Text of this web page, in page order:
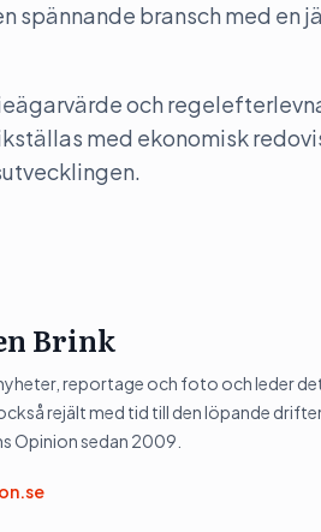
spännande bransch med en
och
med ekonomisk
Brink
reportage och foto och leder
rejält med tid till den löpande
Opinion sedan 2009.